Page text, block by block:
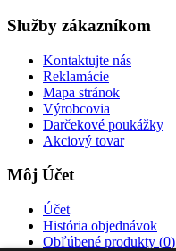
Služby zákazníkom
Kontaktujte nás
Reklamácie
Mapa stránok
Výrobcovia
Darčekové poukážky
Akciový tovar
Môj Účet
Účet
História objednávok
Obľúbené produkty (0)